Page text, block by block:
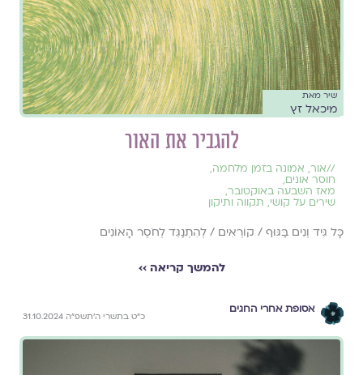
שיר מאת
מיכאל זץ
להגביר את האור
//אור, אמונה בזמן מלחמה,
חוסר אונים,
מאז השבעה באוקטובר,
שירים על קושי, תקווה ותיקון
כָּל גִּיד וְנִים בַּגּוּף / קוֹרְאִים / לְהִתְנַגֵּד לְחֹסֶר הָאוֹנִים
להמשך קריאה ››
אסופת אחרי החגים
כ״ט בתשרי ה׳תשפ״ה 31.10.2024